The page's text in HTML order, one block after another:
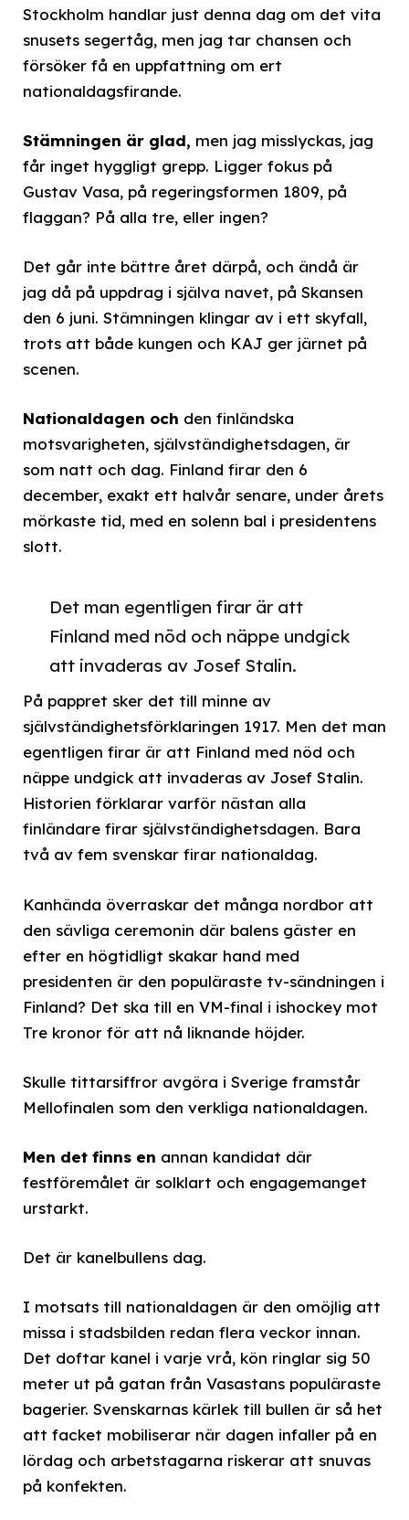
Stockholm handlar just denna dag om det vita
snusets segertåg, men jag tar chansen och
försöker få en uppfattning om ert
nationaldagsfirande.
Stämningen är glad, men jag misslyckas, jag
får inget hyggligt grepp. Ligger fokus på
Gustav Vasa, på regeringsformen 1809, på
flaggan? På alla tre, eller ingen?
Det går inte bättre året därpå, och ändå är
jag då på uppdrag i själva navet, på Skansen
den 6 juni. Stämningen klingar av i ett skyfall,
trots att både kungen och KAJ ger järnet på
scenen.
Nationaldagen och den finländska
motsvarigheten, självständighetsdagen, är
som natt och dag. Finland firar den 6
december, exakt ett halvår senare, under årets
mörkaste tid, med en solenn bal i presidentens
slott.
Det man egentligen firar är att
Finland med nöd och näppe undgick
att invaderas av Josef Stalin.
På pappret sker det till minne av
självständighetsförklaringen 1917. Men det man
egentligen firar är att Finland med nöd och
näppe undgick att invaderas av Josef Stalin.
Historien förklarar varför nästan alla
finländare firar självständighetsdagen. Bara
två av fem svenskar firar nationaldag.
Kanhända överraskar det många nordbor att
den sävliga ceremonin där balens gäster en
efter en högtidligt skakar hand med
presidenten är den populäraste tv-sändningen i
Finland? Det ska till en VM-final i ishockey mot
Tre kronor för att nå liknande höjder.
Skulle tittarsiffror avgöra i Sverige framstår
Mellofinalen som den verkliga nationaldagen.
Men det finns en annan kandidat där
festföremålet är solklart och engagemanget
urstarkt.
Det är kanelbullens dag.
I motsats till nationaldagen är den omöjlig att
missa i stadsbilden redan flera veckor innan.
Det doftar kanel i varje vrå, kön ringlar sig 50
meter ut på gatan från Vasastans populäraste
bagerier. Svenskarnas kärlek till bullen är så het
att facket mobiliserar när dagen infaller på en
lördag och arbetstagarna riskerar att snuvas
på konfekten.